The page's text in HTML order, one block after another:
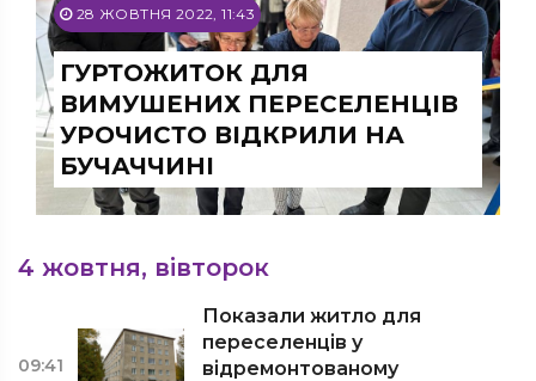
28 ЖОВТНЯ 2022, 11:43
ГУРТОЖИТОК ДЛЯ
ВИМУШЕНИХ ПЕРЕСЕЛЕНЦІВ
УРОЧИСТО ВІДКРИЛИ НА
БУЧАЧЧИНІ
4 жовтня, вівторок
09:41
Показали житло для
переселенців у
відремонтованому